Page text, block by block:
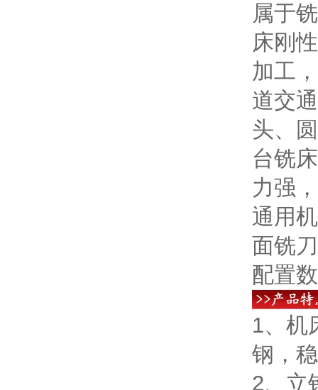
属于
床刚
加工
道交
头、
台铣
力强
通用
面铣
配置
1、机
钢，
2、立